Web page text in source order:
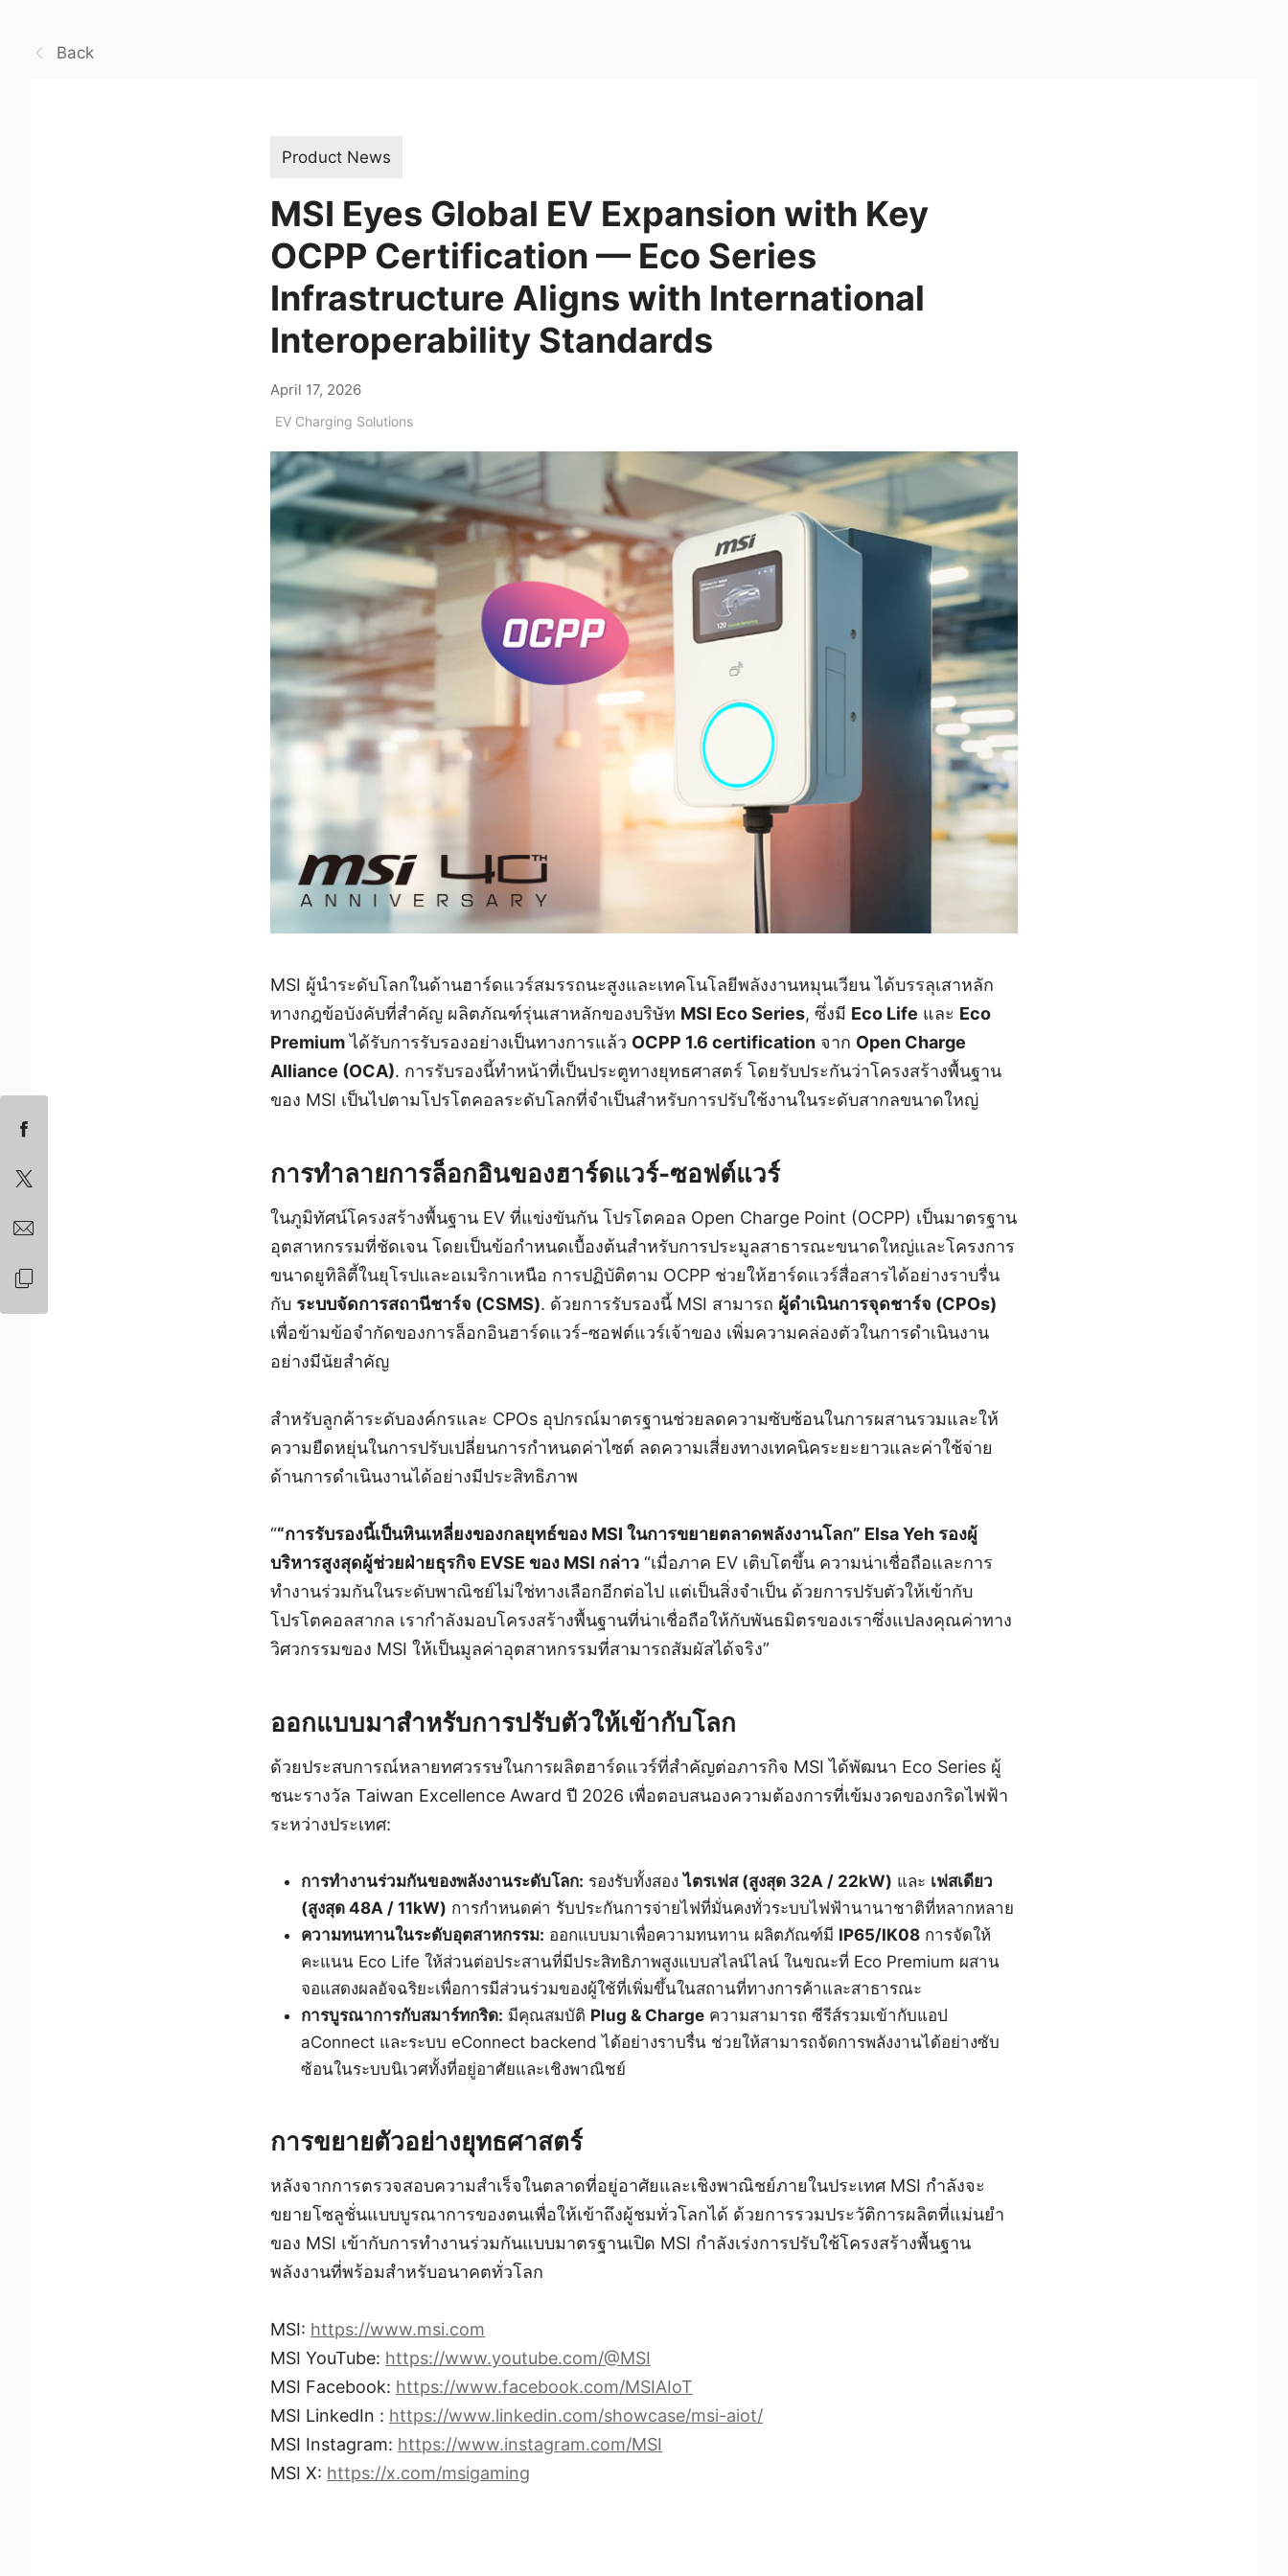
Back
Product News
MSI Eyes Global EV Expansion with Key
OCPP Certification — Eco Series
Infrastructure Aligns with International
Interoperability Standards
April 17, 2026
EV Charging Solutions
MSI ผู้นำระดับโลกในด้านฮาร์ดแวร์สมรรถนะสูงและเทคโนโลยีพลังงานหมุนเวียน ได้บรรลุเสาหลัก
ทางกฎข้อบังคับที่สำคัญ ผลิตภัณฑ์รุ่นเสาหลักของบริษัท MSI Eco Series, ซึ่งมี Eco Life และ Eco
Premiumได้รับการรับรองอย่างเป็นทางการแล้ว OCPP 1.6 certification จาก Open Charge
Alliance (OCA). การรับรองนี้ทำหน้าที่เป็นประตูทางยุทธศาสตร์ โดยรับประกันว่าโครงสร้างพื้นฐาน
ของ MSI เป็นไปตามโปรโตคอลระดับโลกที่จำเป็นสำหรับการปรับใช้งานในระดับสากลขนาดใหญ่
การทำลายการล็อกอินของฮาร์ดแวร์-ซอฟต์แวร์
ในภูมิทัศน์โครงสร้างพื้นฐาน EV ที่แข่งขันกัน โปรโตคอล Open Charge Point (OCPP) เป็นมาตรฐาน
อุตสาหกรรมที่ชัดเจน โดยเป็นข้อกำหนดเบื้องต้นสำหรับการประมูลสาธารณะขนาดใหญ่และโครงการ
ขนาดยูทิลิตี้ในยุโรปและอเมริกาเหนือ การปฏิบัติตาม OCPP ช่วยให้ฮาร์ดแวร์สื่อสารได้อย่างราบรื่น
กับ ระบบจัดการสถานีชาร์จ (CSMS). ด้วยการรับรองนี้ MSI สามารถ ผู้ดำเนินการจุดชาร์จ (CPOs)
เพื่อข้ามข้อจำกัดของการล็อกอินฮาร์ดแวร์-ซอฟต์แวร์เจ้าของ เพิ่มความคล่องตัวในการดำเนินงาน
อย่างมีนัยสำคัญ
สำหรับลูกค้าระดับองค์กรและ CPOs อุปกรณ์มาตรฐานช่วยลดความซับซ้อนในการผสานรวมและให้
ความยืดหยุ่นในการปรับเปลี่ยนการกำหนดค่าไซต์ ลดความเสี่ยงทางเทคนิคระยะยาวและค่าใช้จ่าย
ด้านการดำเนินงานได้อย่างมีประสิทธิภาพ
““การรับรองนี้เป็นหินเหลี่ยงของกลยุทธ์ของ MSI ในการขยายตลาดพลังงานโลก” Elsa Yeh รองผู้
บริหารสูงสุดผู้ช่วยฝ่ายธุรกิจ EVSE ของ MSI กล่าว “เมื่อภาค EV เติบโตขึ้น ความน่าเชื่อถือและการ
ทำงานร่วมกันในระดับพาณิชย์ไม่ใช่ทางเลือกอีกต่อไป แต่เป็นสิ่งจำเป็น ด้วยการปรับตัวให้เข้ากับ
โปรโตคอลสากล เรากำลังมอบโครงสร้างพื้นฐานที่น่าเชื่อถือให้กับพันธมิตรของเราซึ่งแปลงคุณค่าทาง
วิศวกรรมของ MSI ให้เป็นมูลค่าอุตสาหกรรมที่สามารถสัมผัสได้จริง”
ออกแบบมาสำหรับการปรับตัวให้เข้ากับโลก
ด้วยประสบการณ์หลายทศวรรษในการผลิตฮาร์ดแวร์ที่สำคัญต่อภารกิจ MSI ได้พัฒนา Eco Series ผู้
ชนะรางวัล Taiwan Excellence Award ปี 2026 เพื่อตอบสนองความต้องการที่เข้มงวดของกริดไฟฟ้า
ระหว่างประเทศ:
การทำงานร่วมกันของพลังงานระดับโลก: รองรับทั้งสองไตรเฟส (สูงสุด 32A / 22kW) และ เฟสเดียว
(สูงสุด 48A / 11kW) การกำหนดค่า รับประกันการจ่ายไฟที่มั่นคงทั่วระบบไฟฟ้านานาชาติที่หลากหลาย
ความทนทานในระดับอุตสาหกรรม: ออกแบบมาเพื่อความทนทาน ผลิตภัณฑ์มี IP65/IK08 การจัดให้
คะแนน Eco Life ให้ส่วนต่อประสานที่มีประสิทธิภาพสูงแบบสไลน์ไลน์ ในขณะที่ Eco Premium ผสาน
จอแสดงผลอัจฉริยะเพื่อการมีส่วนร่วมของผู้ใช้ที่เพิ่มขึ้นในสถานที่ทางการค้าและสาธารณะ
การบูรณาการกับสมาร์ทกริด: มีคุณสมบัติ Plug & Charge ความสามารถ ซีรีส์รวมเข้ากับแอป
aConnect และระบบ eConnect backend ได้อย่างราบรื่น ช่วยให้สามารถจัดการพลังงานได้อย่างซับ
ซ้อนในระบบนิเวศทั้งที่อยู่อาศัยและเชิงพาณิชย์
การขยายตัวอย่างยุทธศาสตร์
หลังจากการตรวจสอบความสำเร็จในตลาดที่อยู่อาศัยและเชิงพาณิชย์ภายในประเทศ MSI กำลังจะ
ขยายโซลูชั่นแบบบูรณาการของตนเพื่อให้เข้าถึงผู้ชมทั่วโลกได้ ด้วยการรวมประวัติการผลิตที่แม่นยำ
ของ MSI เข้ากับการทำงานร่วมกันแบบมาตรฐานเปิด MSI กำลังเร่งการปรับใช้โครงสร้างพื้นฐาน
พลังงานที่พร้อมสำหรับอนาคตทั่วโลก
MSI: https://www.msi.com
MSI YouTube: https://www.youtube.com/@MSI
MSI Facebook: https://www.facebook.com/MSIAIoT
MSI LinkedIn : https://www.linkedin.com/showcase/msi-aiot/
MSI Instagram: https://www.instagram.com/MSI
MSI X: https://x.com/msigaming